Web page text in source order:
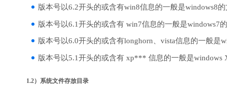
版本号以6.2开头的或含有win8信息的一般是windows8
版本号以6.1开头的或含有 win7信息的一般是windows7
版本号以6.0开头的或含有longhorn、vista信息的一般是
版本号以5.1开头的或含有 xp*** 信息的一般是windows
1.2）系统文件存放目录